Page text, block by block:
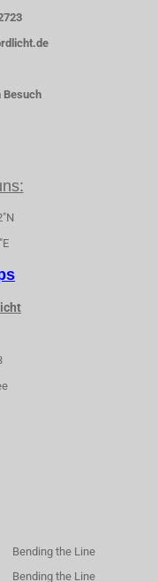
Besuch
Bending the Line
Bending the Line